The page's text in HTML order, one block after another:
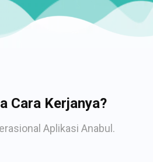
Cara Kerjanya?
Aplikasi Anabul.